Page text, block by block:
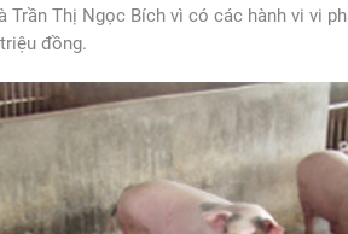
Trần Thị Ngọc Bích vì có các hành vi vi
đồng.